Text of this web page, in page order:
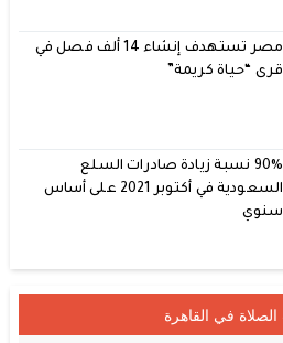
مصر تستهدف إنشاء 14 ألف فصل في
قرى “حياة كريمة”
90% نسبة زيادة صادرات السلع
السعودية في أكتوبر 2021 على أساس
سنوي